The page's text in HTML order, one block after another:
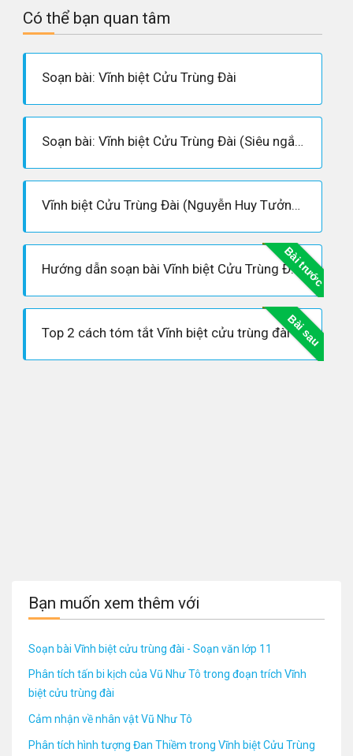
Có thể bạn quan tâm
Soạn bài: Vĩnh biệt Cửu Trùng Đài
Soạn bài: Vĩnh biệt Cửu Trùng Đài (Siêu ngắn)
Vĩnh biệt Cửu Trùng Đài (Nguyễn Huy Tưởng) - Hoàn cảnh sáng tác, Dàn ý phân tích tác phẩm
Bài trước
Hướng dẫn soạn bài Vĩnh biệt Cửu Trùng Đài - trích - Nguyễn Huy Tưởng
Bài sau
Top 2 cách tóm tắt Vĩnh biệt cửu trùng đài
Bạn muốn xem thêm với
Soạn bài Vĩnh biệt cửu trùng đài - Soạn văn lớp 11
Phân tích tấn bi kịch của Vũ Như Tô trong đoạn trích Vĩnh
biệt cửu trùng đài
Cảm nhận về nhân vật Vũ Như Tô
Phân tích hình tượng Đan Thiềm trong Vĩnh biệt Cửu Trùng